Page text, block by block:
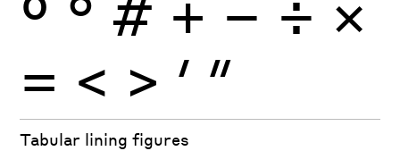
= < > ′ ″
Tabular lining figures